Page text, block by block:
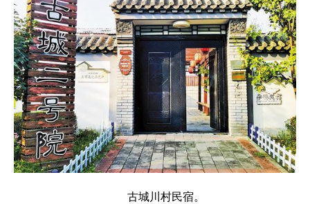
古城川村民宿。